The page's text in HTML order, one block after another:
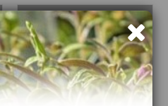
Läs mer
Slut för säsong